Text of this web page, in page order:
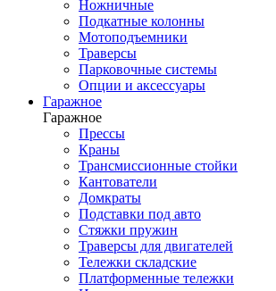
Ножничные
Подкатные колонны
Мотоподъемники
Траверсы
Парковочные системы
Опции и аксессуары
Гаражное
Гаражное
Прессы
Краны
Трансмиссионные стойки
Кантователи
Домкраты
Подставки под авто
Стяжки пружин
Траверсы для двигателей
Тележки складские
Платформенные тележки